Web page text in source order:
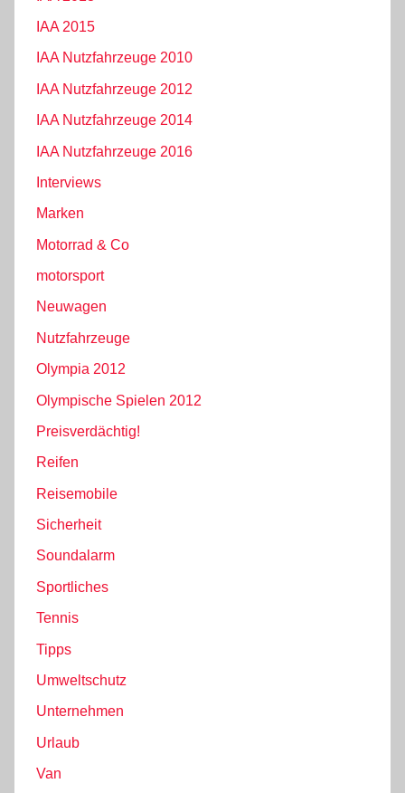
IAA 2015
IAA Nutzfahrzeuge 2010
IAA Nutzfahrzeuge 2012
IAA Nutzfahrzeuge 2014
IAA Nutzfahrzeuge 2016
Interviews
Marken
Motorrad & Co
motorsport
Neuwagen
Nutzfahrzeuge
Olympia 2012
Olympische Spielen 2012
Preisverdächtig!
Reifen
Reisemobile
Sicherheit
Soundalarm
Sportliches
Tennis
Tipps
Umweltschutz
Unternehmen
Urlaub
Van